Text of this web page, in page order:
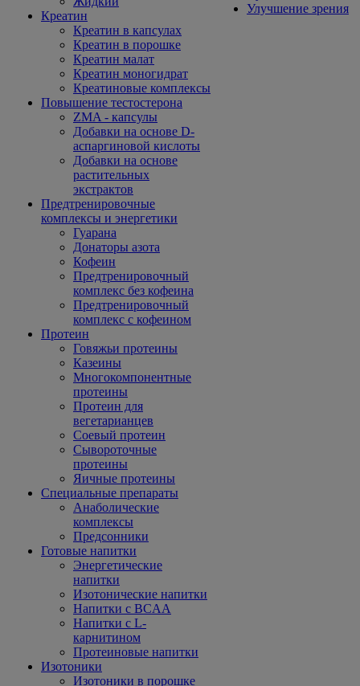
Креатин
Креатин в капсулах
Креатин в порошке
Креатин малат
Креатин моногидрат
Креатиновые комплексы
Повышение тестостерона
ZMA - капсулы
Добавки на основе D-
аспаргиновой кислоты
Добавки на основе
растительных
экстрактов
Предтренировочные
комплексы и энергетики
Гуарана
Донаторы азота
Кофеин
Предтренировочный
комплекс без кофеина
Предтренировочный
комплекс с кофеином
Протеин
Говяжьи протеины
Казеины
Многокомпонентные
протеины
Протеин для
вегетарианцев
Соевый протеин
Сывороточные
протеины
Яичные протеины
Специальные препараты
Анаболические
комплексы
Предсонники
Готовые напитки
Энергетические
напитки
Изотонические напитки
Напитки с BCAA
Напитки с L-
карнитином
Протеиновые напитки
Изотоники
Изотоники в порошке
Улучшение зрения